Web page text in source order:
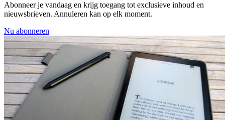
Abonneer je vandaag en krijg toegang tot exclusieve inhoud en
nieuwsbrieven. Annuleren kan op elk moment.
Nu abonneren